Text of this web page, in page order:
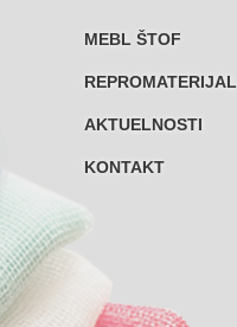
MEBL ŠTOF
REPROMATERIJAL
AKTUELNOSTI
KONTAKT